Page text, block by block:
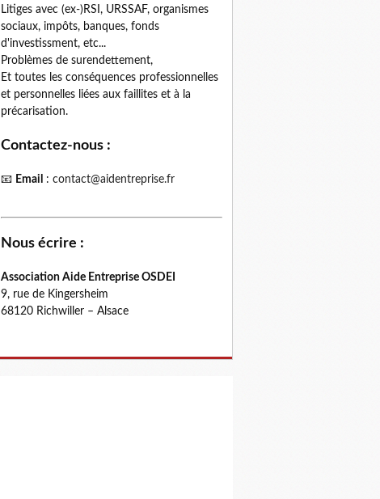
Litiges avec (ex-)RSI, URSSAF, organismes
sociaux, impôts, banques, fonds
d'investissment, etc...
Problèmes de surendettement,
Et toutes les conséquences professionnelles
et personnelles liées aux faillites et à la
précarisation.
Contactez-nous :
📧 Email : contact@aidentreprise.fr
Nous écrire :
Association Aide Entreprise OSDEI
9, rue de Kingersheim
68120 Richwiller – Alsace